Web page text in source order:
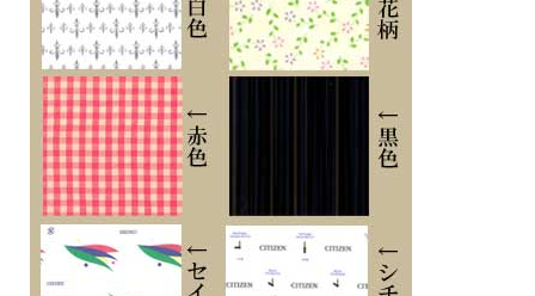
■樹脂バンド
■美錠タイプ
■電池式
■電池寿命約2年
■スマートフォンと連携しない場合は、通常のクオーツ精度（平均月差±15秒）で
動作します
■１０気圧防水
■樹脂ケース
■ミネラルガラス
■フルオートカレンダー
■幅41.4mm×厚み12.6mm×重さ35g
■耐衝撃構造（ショックレジスト） / 操作音ON/OFF切替機能 / 12/24時間制表示
切替
■モバイルリンク機能（対応携帯電話とのBluetooth?通信による機能連動）